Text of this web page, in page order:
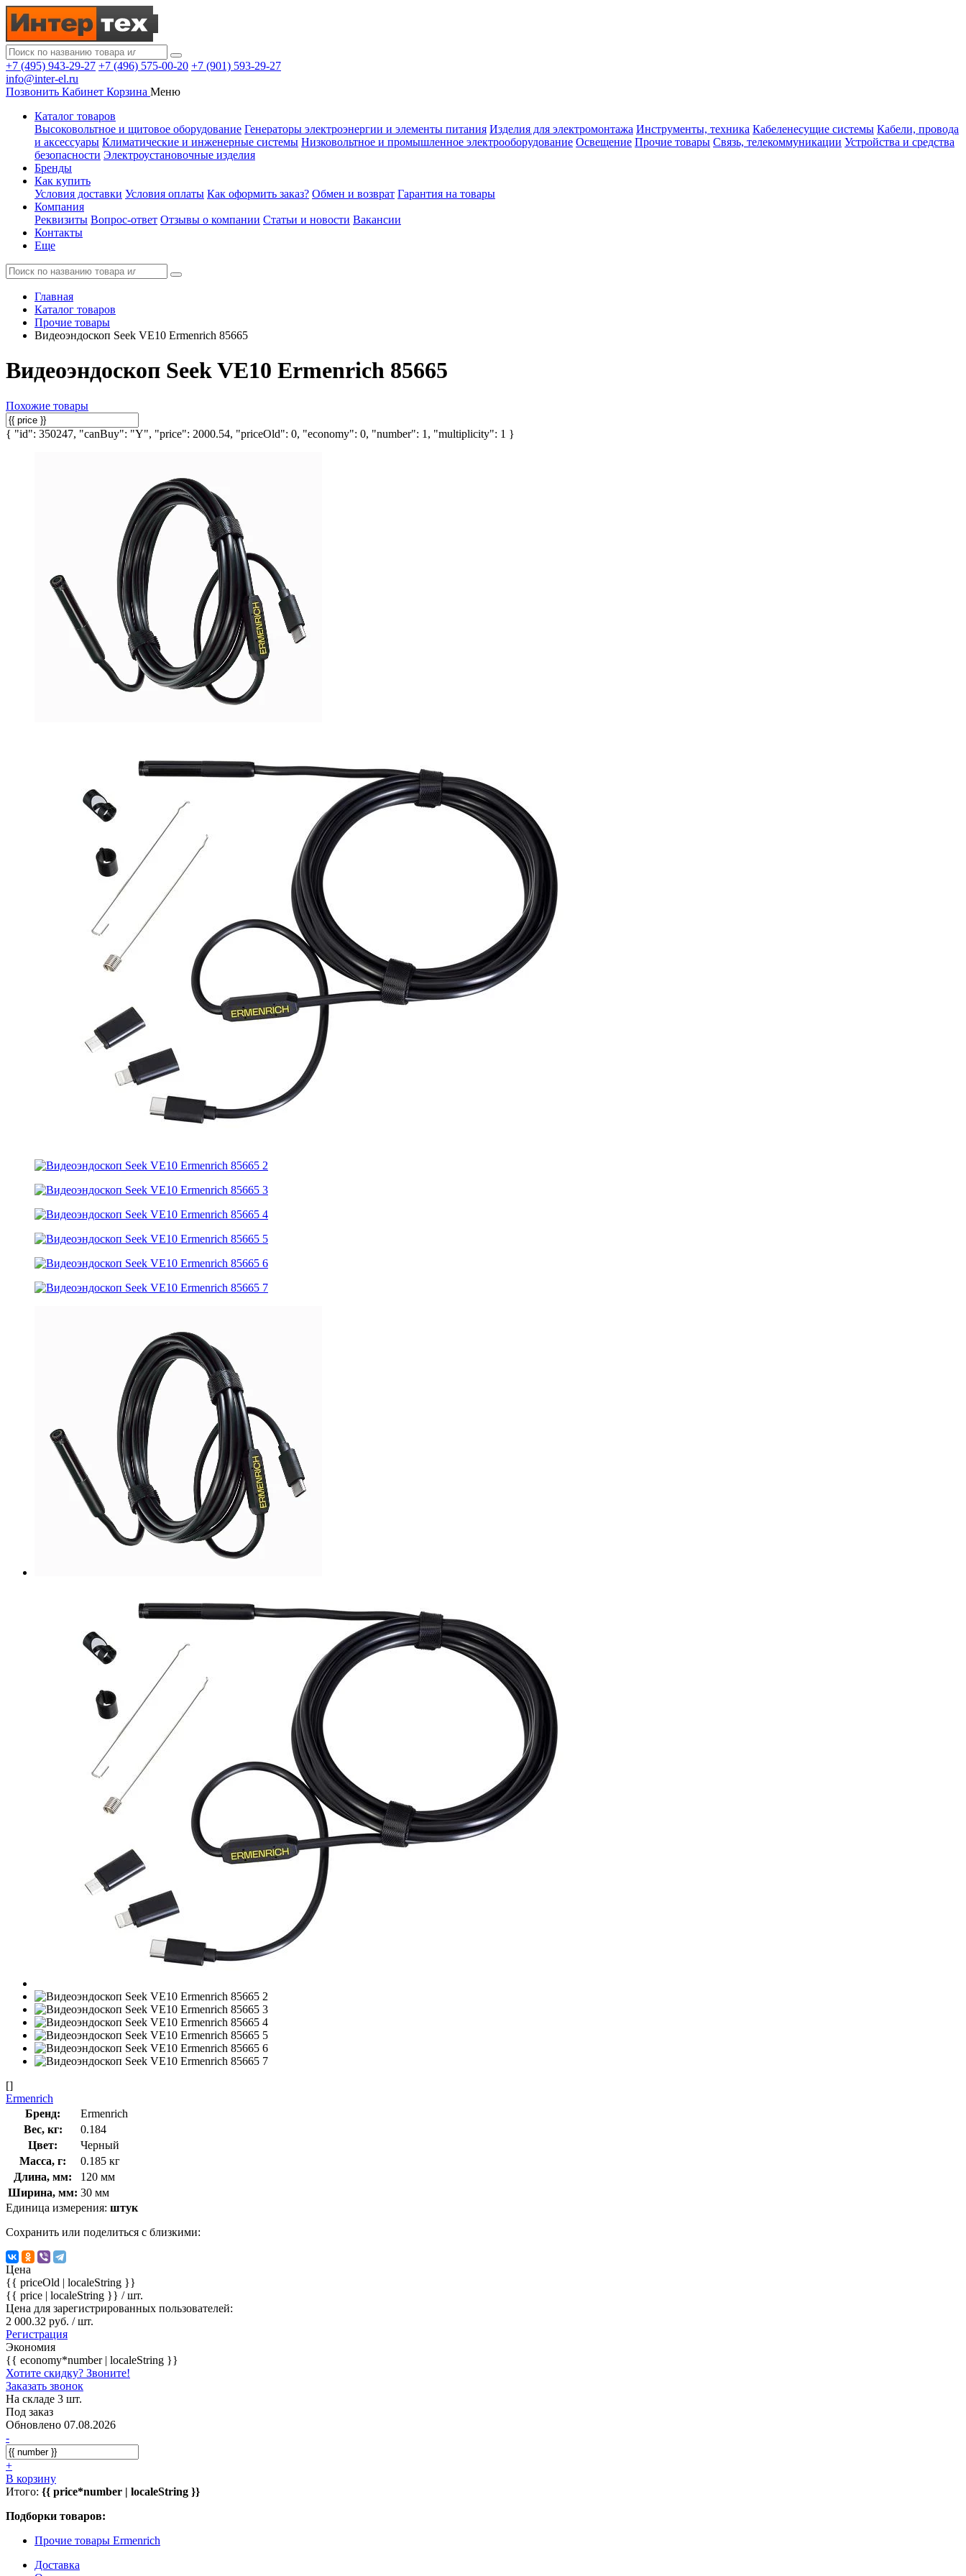
+7 (495) 943-29-27 +7 (496) 575-00-20 +7 (901) 593-29-27
info@inter-el.ru
Позвонить Кабинет Корзина Меню
Каталог товаров
Высоковольтное и щитовое оборудование Генераторы электроэнергии и элементы питания Изделия для электромонтажа Инструменты, техника Кабеленесущие системы Кабели, провода
и аксессуары Климатические и инженерные системы Низковольтное и промышленное электрооборудование Освещение Прочие товары Связь, телекоммуникации Устройства и средства
безопасности Электроустановочные изделия
Бренды
Как купить
Условия доставки Условия оплаты Как оформить заказ? Обмен и возврат Гарантия на товары
Компания
Реквизиты Вопрос-ответ Отзывы о компании Статьи и новости Вакансии
Контакты
Еще
Главная
Каталог товаров
Прочие товары
Видеоэндоскоп Seek VE10 Ermenrich 85665
Видеоэндоскоп Seek VE10 Ermenrich 85665
Похожие товары
{ "id": 350247, "canBuy": "Y", "price": 2000.54, "priceOld": 0, "economy": 0, "number": 1, "multiplicity": 1 }
[]
Ermenrich
Бренд:
Ermenrich
Вес, кг:
0.184
Цвет:
Черный
Масса, г:
0.185 кг
Длина, мм:
120 мм
Ширина, мм: 30 мм
Единица измерения: штук
Сохранить или поделиться с близкими:
Цена
{{ priceOld | localeString }}
{{ price | localeString }} / шт.
Цена для зарегистрированных пользователей:
2 000.32 руб. / шт.
Регистрация
Экономия
{{ economy*number | localeString }}
Хотите скидку? Звоните!
Заказать звонок
На складе 3 шт.
Под заказ
Обновлено 07.08.2026
-
+
В корзину
Итого: {{ price*number | localeString }}
Подборки товаров:
Прочие товары Ermenrich
Доставка